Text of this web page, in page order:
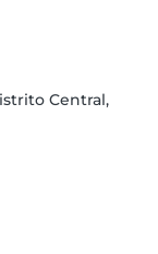
Central,